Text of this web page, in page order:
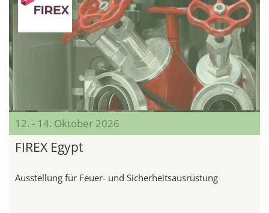
12. - 14. Oktober 2026
FIREX Egypt
Ausstellung für Feuer- und Sicherheitsausrüstung